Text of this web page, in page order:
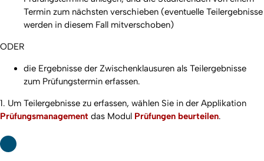
Termin zum nächsten verschieben (eventuelle Teilergebnisse
werden in diesem Fall mitverschoben)
ODER
die Ergebnisse der Zwischenklausuren als Teilergebnisse
zum Prüfungstermin erfassen.
1. Um Teilergebnisse zu erfassen, wählen Sie in der Applikation
Prüfungsmanagement das Modul Prüfungen beurteilen.